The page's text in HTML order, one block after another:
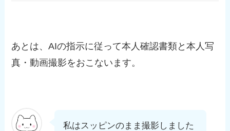
あとは、AIの指示に従って本人確認書類と本人写
真・動画撮影をおこないます。
私はスッピンのまま撮影しました